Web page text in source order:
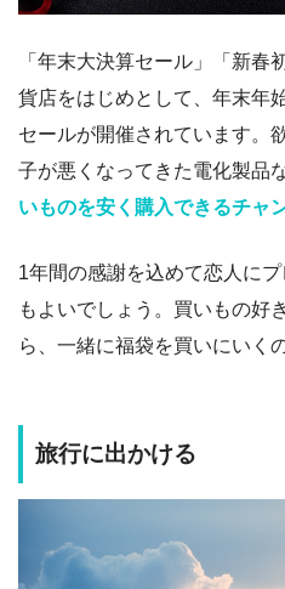
「年末大決算セール」「新春
貨店をはじめとして、年末年
セールが開催されています。
子が悪くなってきた電化製品な
いものを安く購入できるチャ
1年間の感謝を込めて恋人に
もよいでしょう。買いもの好
ら、一緒に福袋を買いにいく
旅行に出かける